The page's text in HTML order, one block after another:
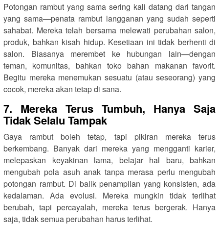
Potongan rambut yang sama sering kali datang dari tangan
yang sama—penata rambut langganan yang sudah seperti
sahabat. Mereka telah bersama melewati perubahan salon,
produk, bahkan kisah hidup. Kesetiaan ini tidak berhenti di
salon. Biasanya merembet ke hubungan lain—dengan
teman, komunitas, bahkan toko bahan makanan favorit.
Begitu mereka menemukan sesuatu (atau seseorang) yang
cocok, mereka akan tetap di sana.
7. Mereka Terus Tumbuh, Hanya Saja
Tidak Selalu Tampak
Gaya rambut boleh tetap, tapi pikiran mereka terus
berkembang. Banyak dari mereka yang mengganti karier,
melepaskan keyakinan lama, belajar hal baru, bahkan
mengubah pola asuh anak tanpa merasa perlu mengubah
potongan rambut. Di balik penampilan yang konsisten, ada
kedalaman. Ada evolusi. Mereka mungkin tidak terlihat
berubah, tapi percayalah, mereka terus bergerak. Hanya
saja, tidak semua perubahan harus terlihat.